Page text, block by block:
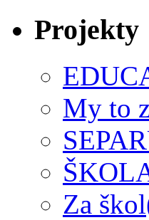
Projekty
My to
Za